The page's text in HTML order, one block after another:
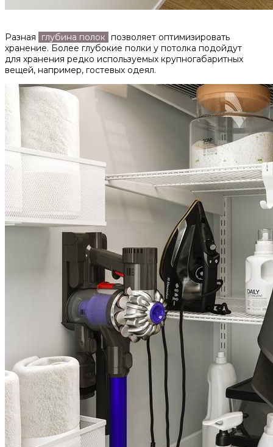
Разная глубина полок позволяет оптимизировать
хранение. Более глубокие полки у потолка подойдут
для хранения редко используемых крупногабаритных
вещей, например, гостевых одеял.